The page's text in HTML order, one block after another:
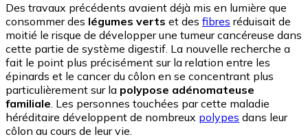
Des travaux précédents avaient déjà mis en lumière que
consommer des légumes verts et des fibres réduisait de
moitié le risque de développer une tumeur cancéreuse dans
cette partie de système digestif. La nouvelle recherche a
fait le point plus précisément sur la relation entre les
épinards et le cancer du côlon en se concentrant plus
particulièrement sur la polypose adénomateuse
familiale. Les personnes touchées par cette maladie
héréditaire développent de nombreux polypes dans leur
côlon au cours de leur vie.